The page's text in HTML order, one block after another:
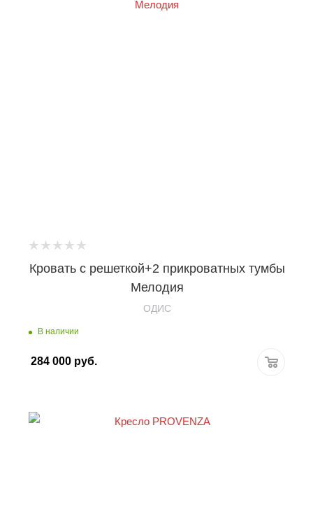
Кровать с решеткой+2 прикроватных тумбы
Мелодия
OДИС
В наличии
284 000 руб.